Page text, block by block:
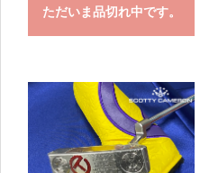
ただいま品切れ中です。